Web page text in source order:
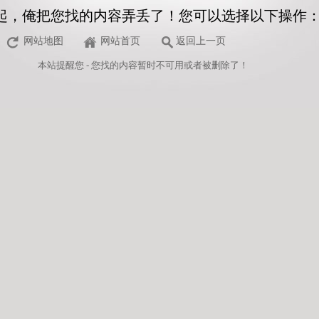
，俺把您找的内容弄丢了！您可以选择以下操作
网站地图 网站首页 返回上一页
本站提醒您 - 您找的内容暂时不可用或者被删除了！